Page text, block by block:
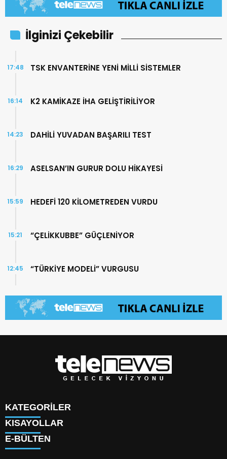
İlginizi Çekebilir
TSK ENVANTERİNE YENİ MİLLİ SİSTEMLER
17:48
K2 KAMİKAZE İHA GELİŞTİRİLİYOR
16:14
DAHİLİ YUVADAN BAŞARILI TEST
14:23
ASELSAN’IN GURUR DOLU HİKAYESİ
16:29
HEDEFİ 120 KİLOMETREDEN VURDU
15:59
“ÇELİKKUBBE” GÜÇLENİYOR
15:21
“TÜRKİYE MODELİ” VURGUSU
12:45
KATEGORİLER
TÜRK DÜNYASI
SAVUNMA SANAYİİ
KISAYOLLAR
KÜNYE
E-BÜLTEN